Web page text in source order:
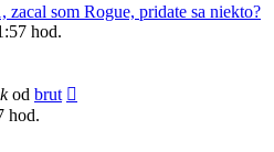
som Rogue, pridate sa niekto?
hod.
od brut
hod.